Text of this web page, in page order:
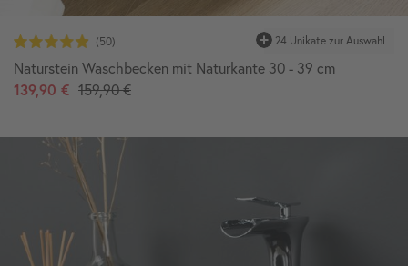
24 Unikate zur Auswahl
Naturstein Waschbecken mit Naturkante 30 - 39 cm
139,90 € 159,90 €